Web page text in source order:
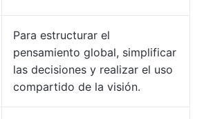
Para estructurar el
pensamiento global, simplificar
las decisiones y realizar el uso
compartido de la visión.